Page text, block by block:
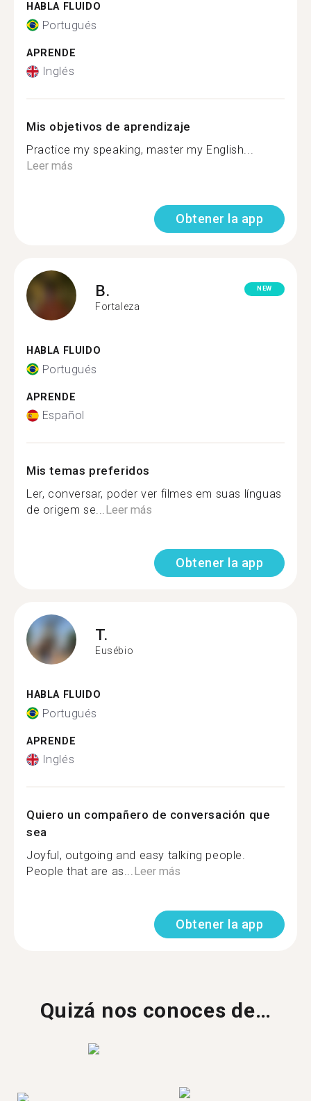
HABLA FLUIDO
Portugués
APRENDE
Inglés
Mis objetivos de aprendizaje
Practice my speaking, master my English...
Leer más
Obtener la app
B.
Fortaleza
NEW
HABLA FLUIDO
Portugués
APRENDE
Español
Mis temas preferidos
Ler, conversar, poder ver filmes em suas línguas
de origem se...Leer más
Obtener la app
T.
Eusébio
HABLA FLUIDO
Portugués
APRENDE
Inglés
Quiero un compañero de conversación que
sea
Joyful, outgoing and easy talking people.
People that are as...Leer más
Obtener la app
Quizá nos conoces de…